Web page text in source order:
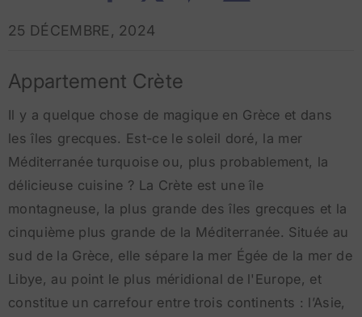
25 DÉCEMBRE, 2024
Appartement Crète
Il y a quelque chose de magique en Grèce et dans
les îles grecques. Est-ce le soleil doré, la mer
Méditerranée turquoise ou, plus probablement, la
délicieuse cuisine ? La Crète est une île
montagneuse, la plus grande des îles grecques et la
cinquième plus grande de la Méditerranée. Située au
sud de la Grèce, elle sépare la mer Égée de la mer de
Libye, au point le plus méridional de l'Europe, et
constitue un carrefour entre trois continents : l’Asie,